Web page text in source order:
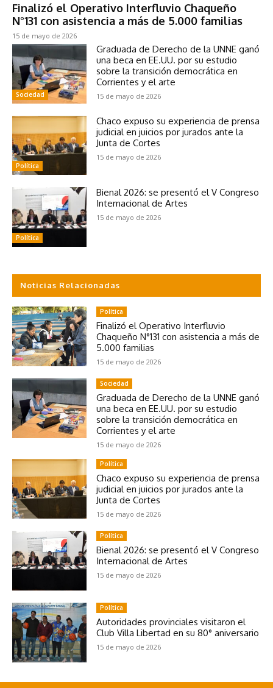
Finalizó el Operativo Interfluvio Chaqueño
N°131 con asistencia a más de 5.000 familias
15 de mayo de 2026
Sociedad
Graduada de Derecho de la UNNE ganó
una beca en EE.UU. por su estudio
sobre la transición democrática en
Corrientes y el arte
15 de mayo de 2026
Política
Chaco expuso su experiencia de prensa
judicial en juicios por jurados ante la
Junta de Cortes
15 de mayo de 2026
Política
Bienal 2026: se presentó el V Congreso
Internacional de Artes
15 de mayo de 2026
Noticias Relacionadas
Política
Finalizó el Operativo Interfluvio
Chaqueño N°131 con asistencia a más de
5.000 familias
15 de mayo de 2026
Sociedad
Graduada de Derecho de la UNNE ganó
una beca en EE.UU. por su estudio
sobre la transición democrática en
Corrientes y el arte
15 de mayo de 2026
Política
Chaco expuso su experiencia de prensa
judicial en juicios por jurados ante la
Junta de Cortes
15 de mayo de 2026
Política
Bienal 2026: se presentó el V Congreso
Internacional de Artes
15 de mayo de 2026
Política
Autoridades provinciales visitaron el
Club Villa Libertad en su 80° aniversario
15 de mayo de 2026